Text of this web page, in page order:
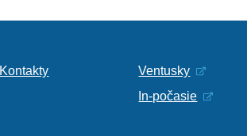
Kontakty
Ventusky
In-počasie